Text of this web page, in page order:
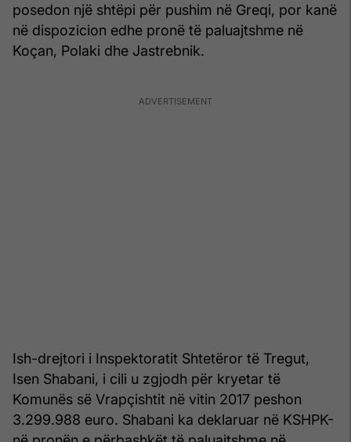
posedon një shtëpi për pushim në Greqi, por kanë
në dispozicion edhe pronë të paluajtshme në
Koçan, Polaki dhe Jastrebnik.
Ish-drejtori i Inspektoratit Shtetëror të Tregut,
Isen Shabani, i cili u zgjodh për kryetar të
Komunës së Vrapçishtit në vitin 2017 peshon
3.299.988 euro. Shabani ka deklaruar në KSHPK-